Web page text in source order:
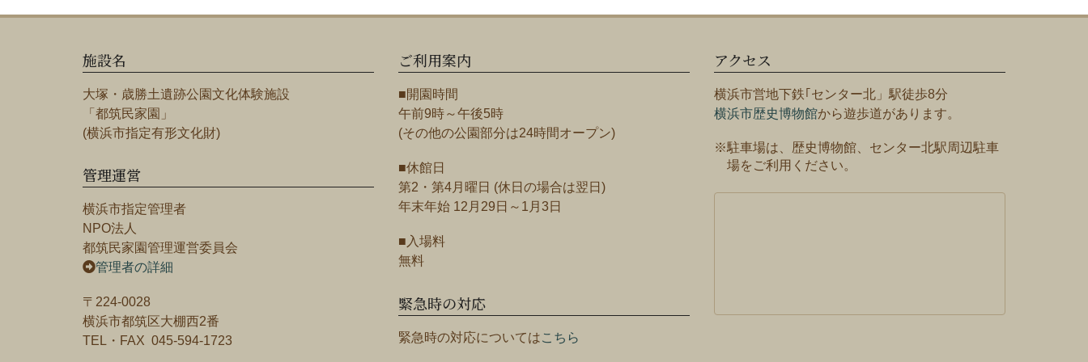
施設名
大塚・歳勝土遺跡公園文化体験施設
「都筑民家園」
(横浜市指定有形文化財)
管理運営
横浜市指定管理者
NPO法人
都筑民家園管理運営委員会
管理者の詳細
〒224-0028
横浜市都筑区大棚西2番
TEL・FAX 045-594-1723
ご利用案内
■開園時間
午前9時～午後5時
(その他の公園部分は24時間オープン)
■休館日
第2・第4月曜日 (休日の場合は翌日)
年末年始 12月29日～1月3日
■入場料
無料
緊急時の対応
緊急時の対応についてはこちら
アクセス
横浜市営地下鉄｢センター北」駅徒歩8分
横浜市歴史博物館から遊歩道があります。
※駐車場は、歴史博物館、センター北駅周辺駐車
場をご利用ください。